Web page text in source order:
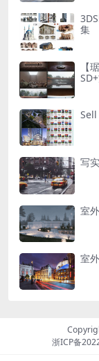
集
【
写
室
室
浙ICP备